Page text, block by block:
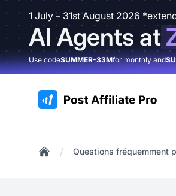
1 July – 31st August 2026
AI Agents at
Use codeSUMMER-33Mfor monthly and
:site.title
/ Questions fréquemment